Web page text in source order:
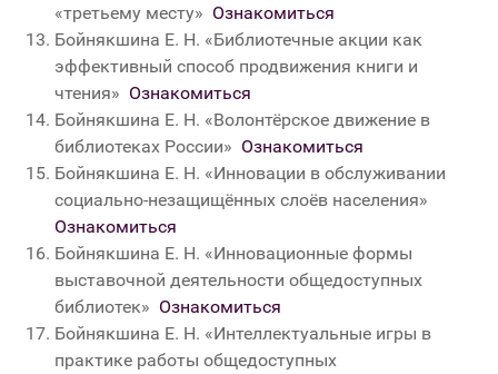
«третьему месту» Ознакомиться
Бойнякшина Е. Н. «Библиотечные акции как
эффективный способ продвижения книги и
чтения» Ознакомиться
Бойнякшина Е. Н. «Волонтёрское движение в
библиотеках России» Ознакомиться
Бойнякшина Е. Н. «Инновации в обслуживании
социально-незащищённых слоёв населения»
Ознакомиться
Бойнякшина Е. Н. «Инновационные формы
выставочной деятельности общедоступных
библиотек» Ознакомиться
Бойнякшина Е. Н. «Интеллектуальные игры в
практике работы общедоступных